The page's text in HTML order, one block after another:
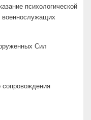
психологической
Сил
сопровождения